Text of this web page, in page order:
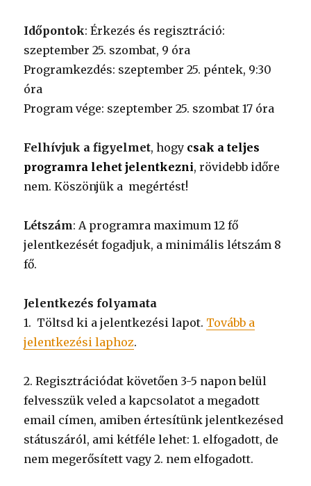
Időpontok: Érkezés és regisztráció:
szeptember 25. szombat, 9 óra
Programkezdés: szeptember 25. péntek, 9:30
óra
Program vége: szeptember 25. szombat 17 óra
Felhívjuk a figyelmet, hogy csak a teljes
programra lehet jelentkezni, rövidebb időre
nem. Köszönjük a megértést!
Létszám: A programra maximum 12 fő
jelentkezését fogadjuk, a minimális létszám 8
fő.
Jelentkezés folyamata
1. Töltsd ki a jelentkezési lapot. Tovább a
jelentkezési laphoz.
2. Regisztrációdat követően 3-5 napon belül
felvesszük veled a kapcsolatot a megadott
email címen, amiben értesítünk jelentkezésed
státuszáról, ami kétféle lehet: 1. elfogadott, de
nem megerősített vagy 2. nem elfogadott.